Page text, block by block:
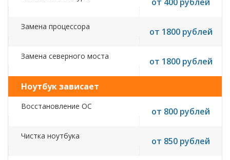
Замена процессора от 1800 рублей
Замена северного моста от 1800 рублей
Ноутбук зависает
Восстановление ОС от 800 рублей
Чистка ноутбука от 850 рублей